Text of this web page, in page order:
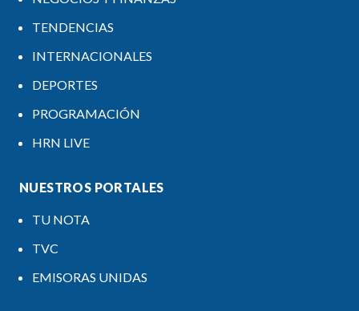
TENDENCIAS
INTERNACIONALES
DEPORTES
PROGRAMACIÓN
HRN LIVE
NUESTROS PORTALES
TU NOTA
TVC
EMISORAS UNIDAS